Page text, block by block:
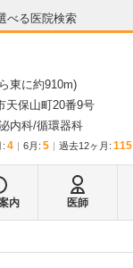
べる医院検索
び
東に約910m)
天保山町20番9号
内科 循環器科
: 4 6月 : 5 過去12ヶ月: 115
内 医師